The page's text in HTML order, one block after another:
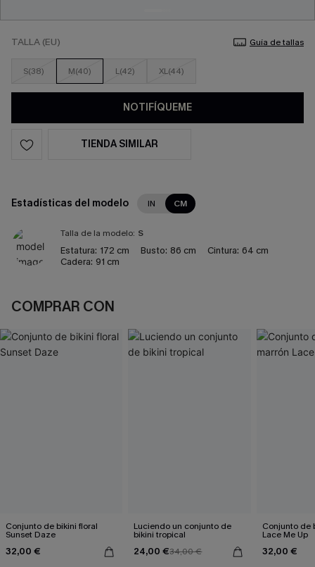
TALLA (EU) Guía de tallas
S(38) M(40) L(42) XL(44)
NOTIFÍQUEME
TIENDA SIMILAR
Estadísticas del modelo IN CM
Talla de la modelo: S
Estatura: 172 cm Busto: 86 cm Cintura: 64 cm
Cadera: 91 cm
COMPRAR CON
Conjunto de bikini floral
Sunset Daze
32,00 €
Luciendo un conjunto de
bikini tropical
24,00 €34,00 €
Conjunto de
Lace Me Up
32,00 €